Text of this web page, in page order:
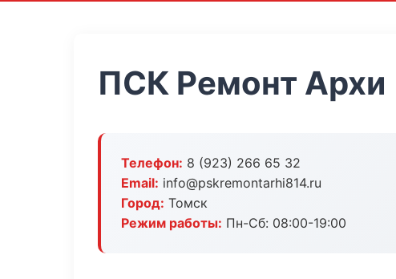
ПСК Ремонт Архи
Телефон: 8 (923) 266 65 32
Email: info@pskremontarhi814.ru
Город: Томск
Режим работы: Пн-Сб: 08:00-19:00